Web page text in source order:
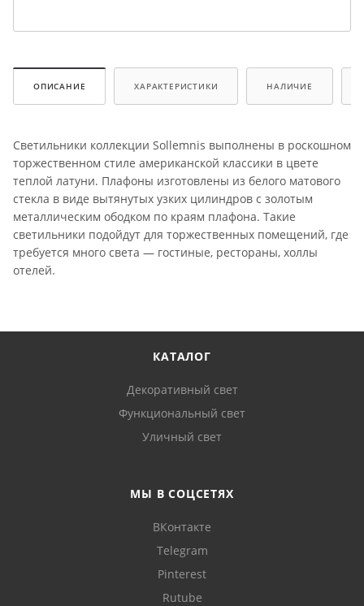
ОПИСАНИЕ ХАРАКТЕРИСТИКИ НАЛИЧИЕ
Светильники коллекции Sollemnis выполнены в роскошном
торжественном стиле американской классики в цвете
теплой латуни. Плафоны изготовлены из белого матового
стекла в виде вытянутых узких цилиндров с золотым
металлическим ободком по краям плафона. Такие
светильники подойдут для торжественных помещений, где
требуется много света — гостиные, рестораны, холлы
отелей.
КАТАЛОГ
Декоративный свет
Функциональный свет
Уличный свет
МЫ В СОЦСЕТЯХ
ВКонтакте
Telegram
Pinterest
Rutube